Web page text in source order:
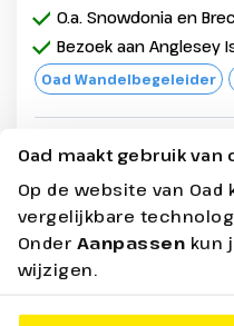
Oad maakt gebruik van
Op de website van
vergelijkbare
Onder Aanpassen kun
wijzigen.
O.a. Snowdonia en
Bezoek aan Anglesey
Oad Wandelbegeleider
10 dagen -
Halfpension
Prijs p.p. incl. alle